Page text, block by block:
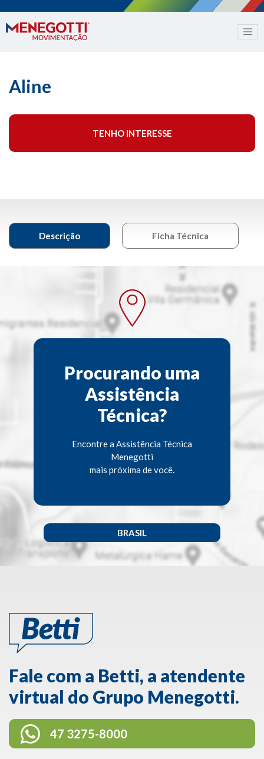
Aline
TENHO INTERESSE
Descrição Ficha Técnica
Procurando uma
Assistência
Técnica?
Encontre a Assistência Técnica
Menegotti
mais próxima de você.
BRASIL
Fale com a Betti, a atendente
virtual do Grupo Menegotti.
47 3275-8000